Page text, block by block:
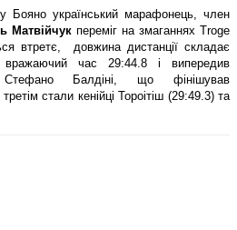
український марафонець, член
Матвійчук переміг на змаганнях Troge
втретє,
довжина дистанції складає
час 29:44.8 і випередив
Стефано Балдіні, що фінішував
стали кенійці Тороітіш (29:49.3) та